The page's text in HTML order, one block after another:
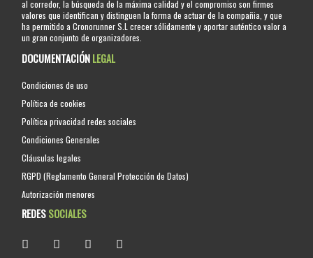
al corredor, la búsqueda de la máxima calidad y el compromiso son firmes
valores que identifican y distinguen la forma de actuar de la compañia, y que
ha permitido a Cronorunner S.L crecer sólidamente y aportar auténtico valor a
un gran conjunto de organizadores.
DOCUMENTACIÓNLEGAL
Condiciones de uso
Política de cookies
Política privacidad redes sociales
Condiciones Generales
Cláusulas legales
RGPD (Reglamento General Protección de Datos)
Autorización menores
REDESSOCIALES